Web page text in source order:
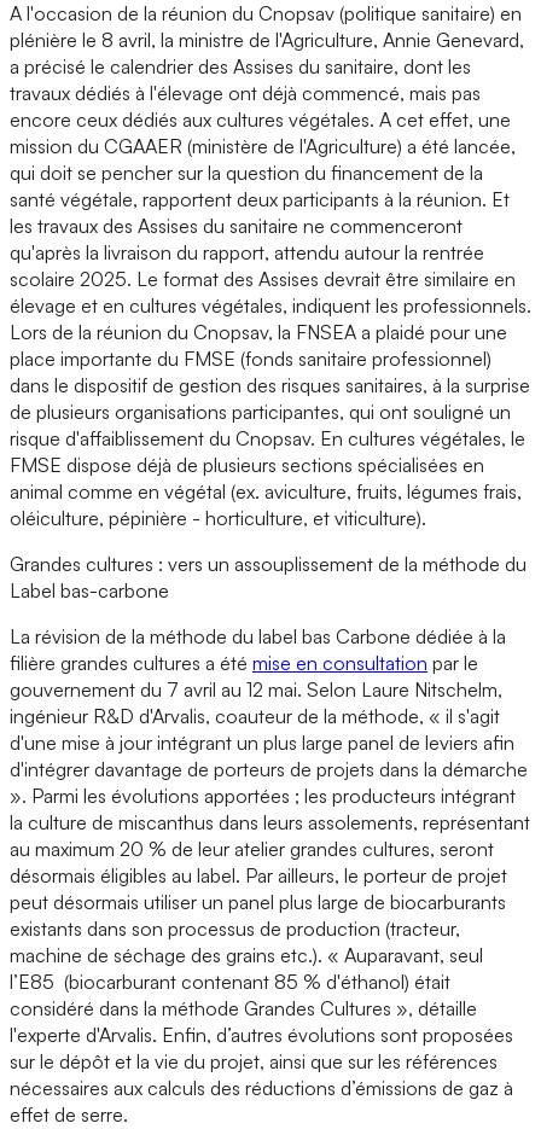
A l'occasion de la réunion du Cnopsav (politique sanitaire) en
plénière le 8 avril, la ministre de l'Agriculture, Annie Genevard,
a précisé le calendrier des Assises du sanitaire, dont les
travaux dédiés à l'élevage ont déjà commencé, mais pas
encore ceux dédiés aux cultures végétales. A cet effet, une
mission du CGAAER (ministère de l'Agriculture) a été lancée,
qui doit se pencher sur la question du financement de la
santé végétale, rapportent deux participants à la réunion. Et
les travaux des Assises du sanitaire ne commenceront
qu'après la livraison du rapport, attendu autour la rentrée
scolaire 2025. Le format des Assises devrait être similaire en
élevage et en cultures végétales, indiquent les professionnels.
Lors de la réunion du Cnopsav, la FNSEA a plaidé pour une
place importante du FMSE (fonds sanitaire professionnel)
dans le dispositif de gestion des risques sanitaires, à la surprise
de plusieurs organisations participantes, qui ont souligné un
risque d'affaiblissement du Cnopsav. En cultures végétales, le
FMSE dispose déjà de plusieurs sections spécialisées en
animal comme en végétal (ex. aviculture, fruits, légumes frais,
oléiculture, pépinière - horticulture, et viticulture).
Grandes cultures : vers un assouplissement de la méthode du
Label bas-carbone
La révision de la méthode du label bas Carbone dédiée à la
filière grandes cultures a été mise en consultation par le
gouvernement du 7 avril au 12 mai. Selon Laure Nitschelm,
ingénieur R&D d'Arvalis, coauteur de la méthode, « il s'agit
d'une mise à jour intégrant un plus large panel de leviers afin
d'intégrer davantage de porteurs de projets dans la démarche
». Parmi les évolutions apportées ; les producteurs intégrant
la culture de miscanthus dans leurs assolements, représentant
au maximum 20 % de leur atelier grandes cultures, seront
désormais éligibles au label. Par ailleurs, le porteur de projet
peut désormais utiliser un panel plus large de biocarburants
existants dans son processus de production (tracteur,
machine de séchage des grains etc.). « Auparavant, seul
l’E85 (biocarburant contenant 85 % d'éthanol) était
considéré dans la méthode Grandes Cultures », détaille
l'experte d'Arvalis. Enfin, d’autres évolutions sont proposées
sur le dépôt et la vie du projet, ainsi que sur les références
nécessaires aux calculs des réductions d’émissions de gaz à
effet de serre.